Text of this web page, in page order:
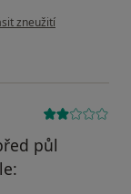
názoru uživatele Váš
zneužití
půl